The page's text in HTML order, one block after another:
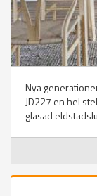
Nya
JD227 en hel
glasad